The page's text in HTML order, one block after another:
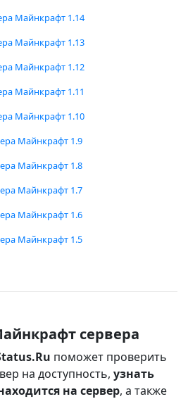
Майнкрафт 1.14
Майнкрафт 1.13
Майнкрафт 1.12
Майнкрафт 1.11
Майнкрафт 1.10
Майнкрафт 1.9
Майнкрафт 1.8
Майнкрафт 1.7
Майнкрафт 1.6
Майнкрафт 1.5
сервера
поможет проверить
на доступность, узнать
на сервер, а также